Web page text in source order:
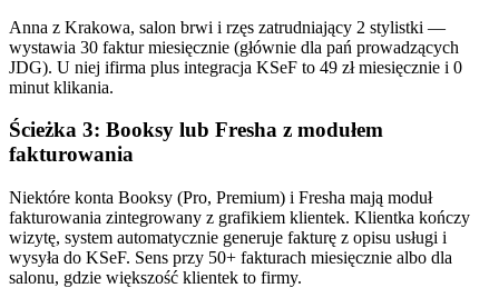
Anna z Krakowa, salon brwi i rzęs zatrudniający 2 stylistki —
wystawia 30 faktur miesięcznie (głównie dla pań prowadzących
JDG). U niej ifirma plus integracja KSeF to 49 zł miesięcznie i 0
minut klikania.
Ścieżka 3: Booksy lub Fresha z modułem
fakturowania
Niektóre konta Booksy (Pro, Premium) i Fresha mają moduł
fakturowania zintegrowany z grafikiem klientek. Klientka kończy
wizytę, system automatycznie generuje fakturę z opisu usługi i
wysyła do KSeF. Sens przy 50+ fakturach miesięcznie albo dla
salonu, gdzie większość klientek to firmy.